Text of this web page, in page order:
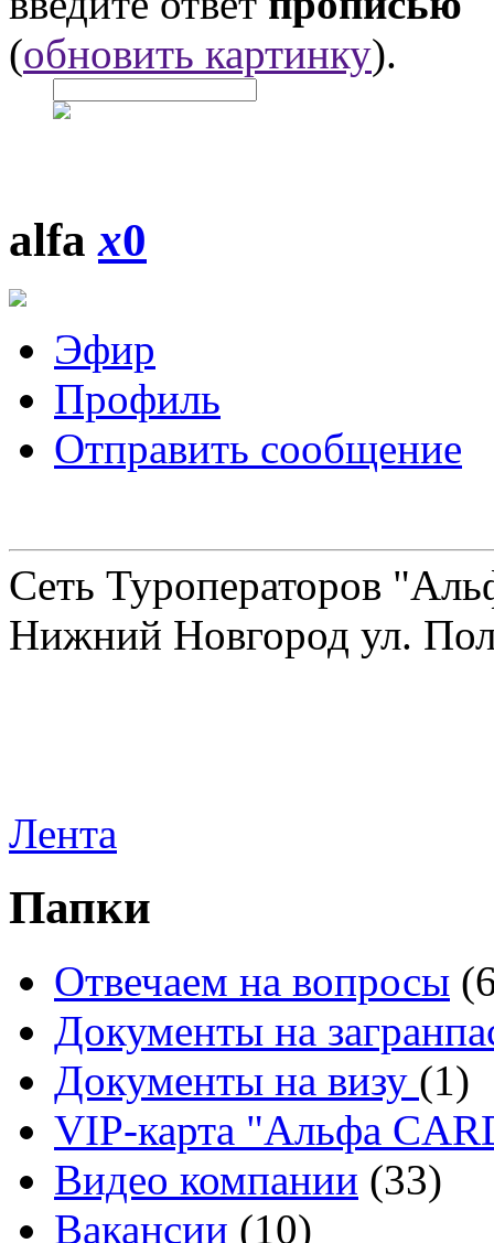
(обновить картинку).
alfax0
Эфир
Профиль
Отправить сообщение
Сеть Туроператоров
Нижний Новгород ул.
Лента
Папки
Отвечаем на вопросы
Документы на
Документы на визу (1)
VIP-карта "Альфа
Видео компании (33)
Вакансии (10)